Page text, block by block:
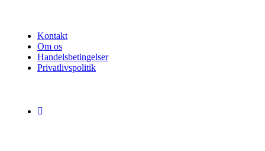
Kontakt
Om os
Handelsbetingelser
Privatlivspolitik